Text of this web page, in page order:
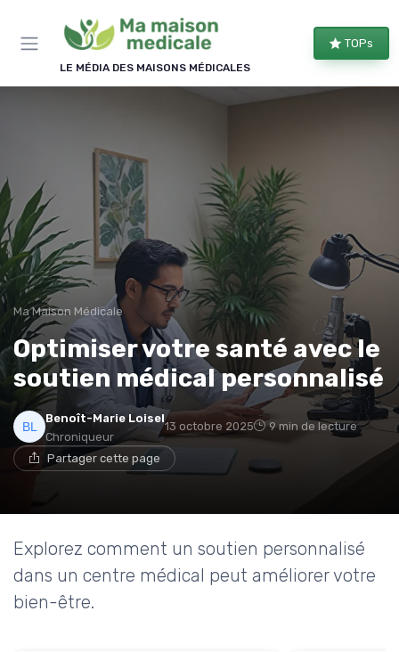
LE MÉDIA DES MAISONS MÉDICALES
TOPs
Ma Maison Médicale
Optimiser votre santé avec le
soutien médical personnalisé
Benoît-Marie Loisel
Chroniqueur
13 octobre 2025 9 min de lecture
Partager cette page
Explorez comment un soutien personnalisé
dans un centre médical peut améliorer votre
bien-être.
→ Je rejoins le club
* En rejoignant le club, j'accepte de recevoir les emails